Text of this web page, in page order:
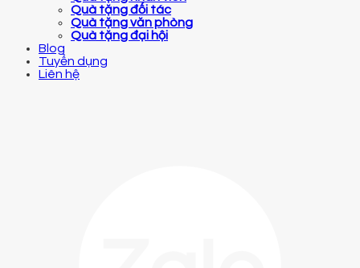
Quà tặng đối tác
Quà tặng văn phòng
Quà tặng đại hội
Blog
Tuyển dụng
Liên hệ